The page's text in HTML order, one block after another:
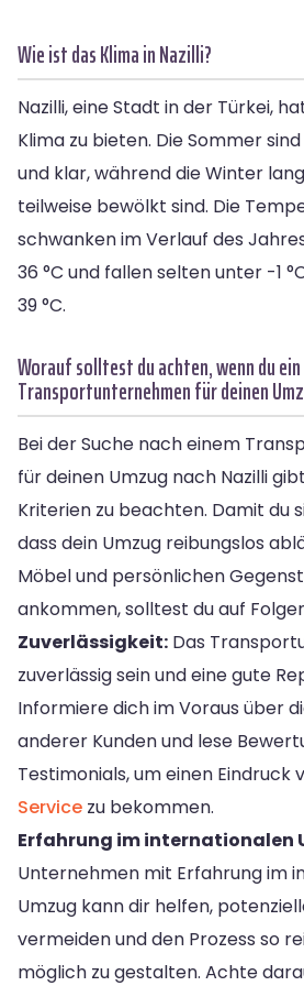
Wie ist das Klima in Nazilli?
Nazilli, eine Stadt in der Türkei,
Klima zu bieten. Die Sommer
und klar, während die Winter
teilweise bewölkt sind. Die
schwanken im Verlauf des
36 °C und fallen selten unter -1
39 °C.
Worauf solltest du achten, wenn du ein
Transportunternehmen für deinen
Bei der Suche nach einem
für deinen Umzug nach Nazilli
Kriterien zu beachten. Damit du
dass dein Umzug reibungslos
Möbel und persönlichen
ankommen, solltest du auf
Zuverlässigkeit: Das
zuverlässig sein und eine gute
Informiere dich im Voraus über
anderer Kunden und lese
Testimonials, um einen Eindruck
Service zu bekommen.
Erfahrung im internationalen
Unternehmen mit Erfahrung im
Umzug kann dir helfen,
vermeiden und den Prozess so
möglich zu gestalten. Achte